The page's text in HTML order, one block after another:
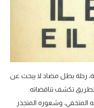
رحلة بطل مضاد لا يبحث عن
تكشف تناقضاته:
وشعوره المتجذر